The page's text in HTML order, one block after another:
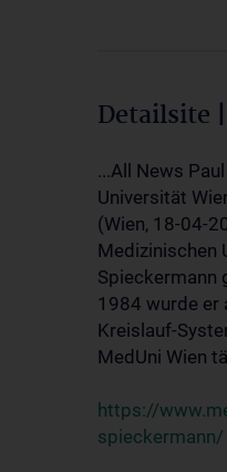
Detailsite
...All News
Universität
(Wien, 18-04-
Medizinischen
Spieckermann
1984 wurde er
Kreislauf-
MedUni Wien
https://
spieckermann/